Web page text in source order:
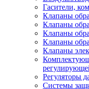
Гасители,
Клапаны
Клапаны
Клапаны
Клапаны
Клапаны
Регуляторы
Системы